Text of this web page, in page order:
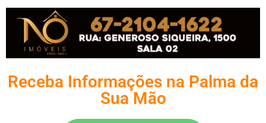
Receba Informações na Palma da
Sua Mão